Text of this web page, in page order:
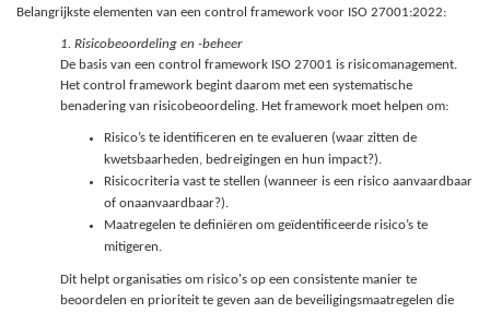
Belangrijkste elementen van een control framework voor ISO 27001:2022:
1. Risicobeoordeling en -beheer
De basis van een control framework ISO 27001 is risicomanagement.
Het control framework begint daarom met een systematische
benadering van risicobeoordeling. Het framework moet helpen om:
Risico’s te identificeren en te evalueren (waar zitten de
kwetsbaarheden, bedreigingen en hun impact?).
Risicocriteria vast te stellen (wanneer is een risico aanvaardbaar
of onaanvaardbaar?).
Maatregelen te definiëren om geïdentificeerde risico’s te
mitigeren.
Dit helpt organisaties om risico's op een consistente manier te
beoordelen en prioriteit te geven aan de beveiligingsmaatregelen die